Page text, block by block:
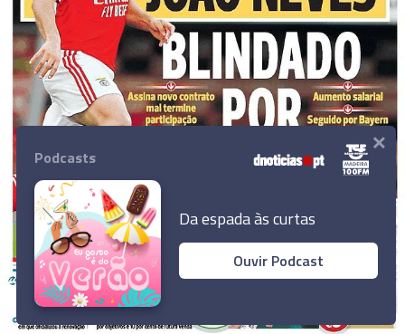
Podcasts
Da espada às curtas
Ouvir Podcast
×